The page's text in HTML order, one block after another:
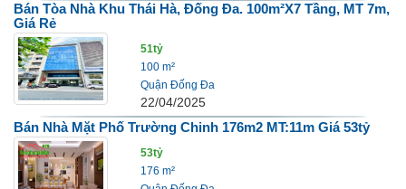
Bán Tòa Nhà Khu Thái Hà, Đống Đa. 100m²x7 Tầng, MT 7m,
Giá Rẻ
51tỷ
100 m²
Quận Đống Đa
22/04/2025
Bán Nhà Mặt Phố Trường Chinh 176m2 MT:11m Giá 53tỷ
53tỷ
176 m²